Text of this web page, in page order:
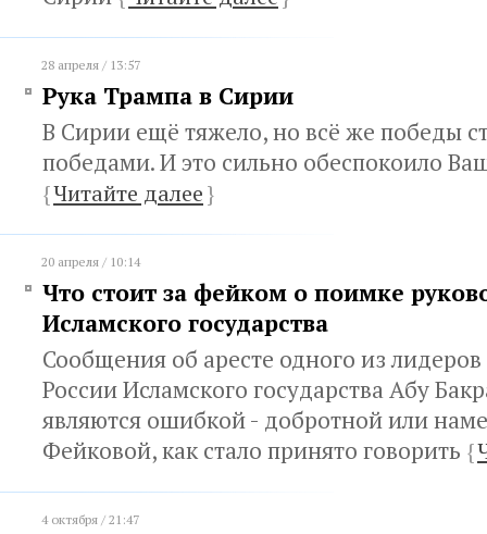
28 апреля / 13:57
Рука Трампа в Сирии
В Сирии ещё тяжело, но всё же победы
победами. И это сильно обеспокоило
{Читайте далее}
20 апреля / 10:14
Что стоит за фейком о поимке
Исламского государства
Сообщения об аресте одного из
России Исламского государства Абу
являются ошибкой - добротной или
Фейковой, как стало принято говорить {
4 октября / 21:47